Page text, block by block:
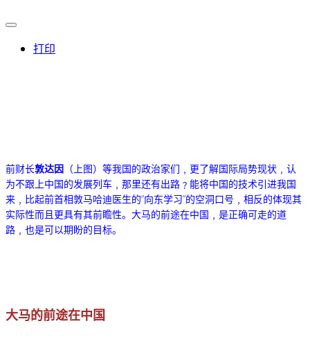
打印
前财长敦达因 （上图）等我国的政治家们﹐更了解国际局势现状﹐认
为不跟上中国的发展列车﹐那里还有出路﹖能将中国的技术引进我国
来﹐比起前首相敦马哈迪医生的“向东学习”的空洞口号﹐相反的体现其
实际性而且更具有其前瞻性。 大马的前途在中国﹐是正确可走的道
路﹐也是可以期盼的目标。
大马的前途在中国